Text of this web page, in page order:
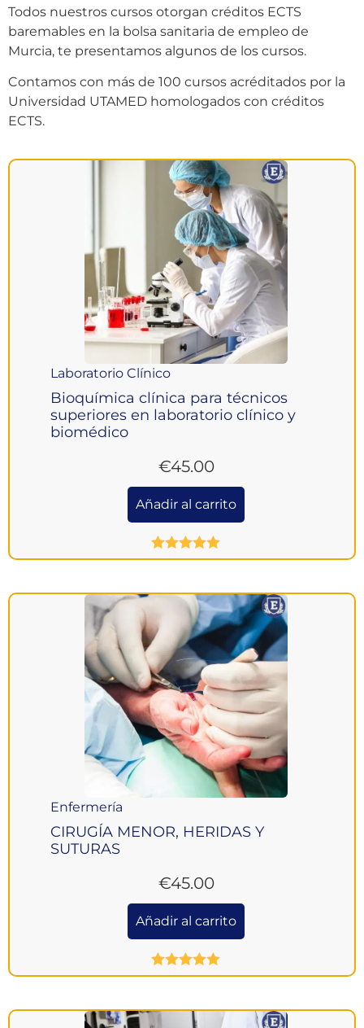
Todos nuestros cursos otorgan créditos ECTS
baremables en la bolsa sanitaria de empleo de
Murcia, te presentamos algunos de los cursos.
Contamos con más de 100 cursos acréditados por la
Universidad UTAMED homologados con créditos
ECTS.
Laboratorio Clínico
Bioquímica clínica para técnicos
superiores en laboratorio clínico y
biomédico
€45.00
Añadir al carrito
Valorado
Enfermería
CIRUGÍA MENOR, HERIDAS Y
SUTURAS
€45.00
Añadir al carrito
Valorado